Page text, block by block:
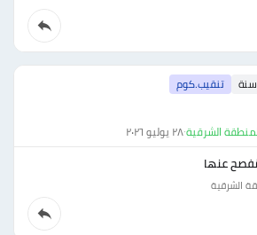
تنقيب.كوم
·٢٨ يوليو ٢٠٢٦
عنها
الشرقية